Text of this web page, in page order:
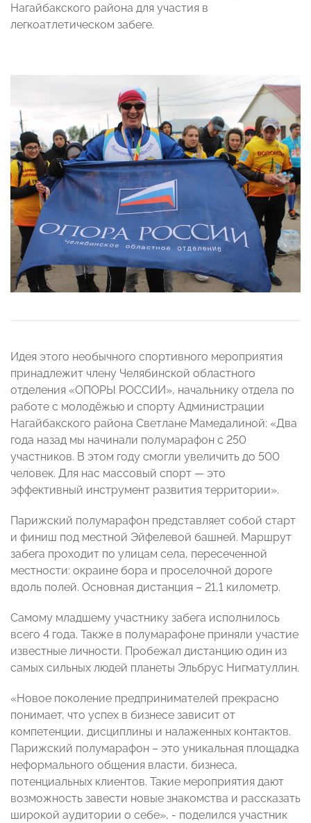
Нагайбакского района для участия в
легкоатлетическом забеге.
Идея этого необычного спортивного мероприятия
принадлежит члену Челябинской областного
отделения «ОПОРЫ РОССИИ», начальнику отдела по
работе с молодёжью и спорту Администрации
Нагайбакского района Светлане Мамедалиной: «Два
года назад мы начинали полумарафон с 250
участников. В этом году смогли увеличить до 500
человек. Для нас массовый спорт — это
эффективный инструмент развития территории».
Парижский полумарафон представляет собой старт
и финиш под местной Эйфелевой башней. Маршрут
забега проходит по улицам села, пересеченной
местности: окраине бора и проселочной дороге
вдоль полей. Основная дистанция – 21,1 километр.
Самому младшему участнику забега исполнилось
всего 4 года. Также в полумарафоне приняли участие
известные личности. Пробежал дистанцию один из
самых сильных людей планеты Эльбрус Нигматуллин.
«Новое поколение предпринимателей прекрасно
понимает, что успех в бизнесе зависит от
компетенции, дисциплины и налаженных контактов.
Парижский полумарафон – это уникальная площадка
неформального общения власти, бизнеса,
потенциальных клиентов. Такие мероприятия дают
возможность завести новые знакомства и рассказать
широкой аудитории о себе», - поделился участник